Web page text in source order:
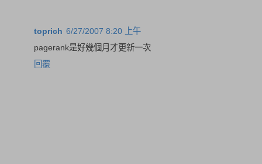
toprich 6/27/2007 8:20 上午
pagerank是好幾個月才更新一次
回覆